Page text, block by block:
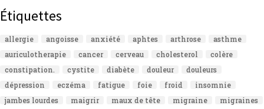
Étiquettes
allergie angoisse anxiété aphtes arthrose
asthme
auriculotherapie
cancer cerveau cholesterol
colère
constipation.
cystite diabète douleur
douleurs
dépression
eczéma fatigue foie froid
insomnie
jambes lourdes
maigrir maux de tête migraine
migraines